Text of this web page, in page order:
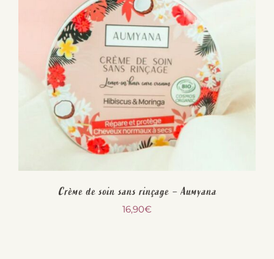
Crème de soin sans rinçage – Aumyana
16,90€